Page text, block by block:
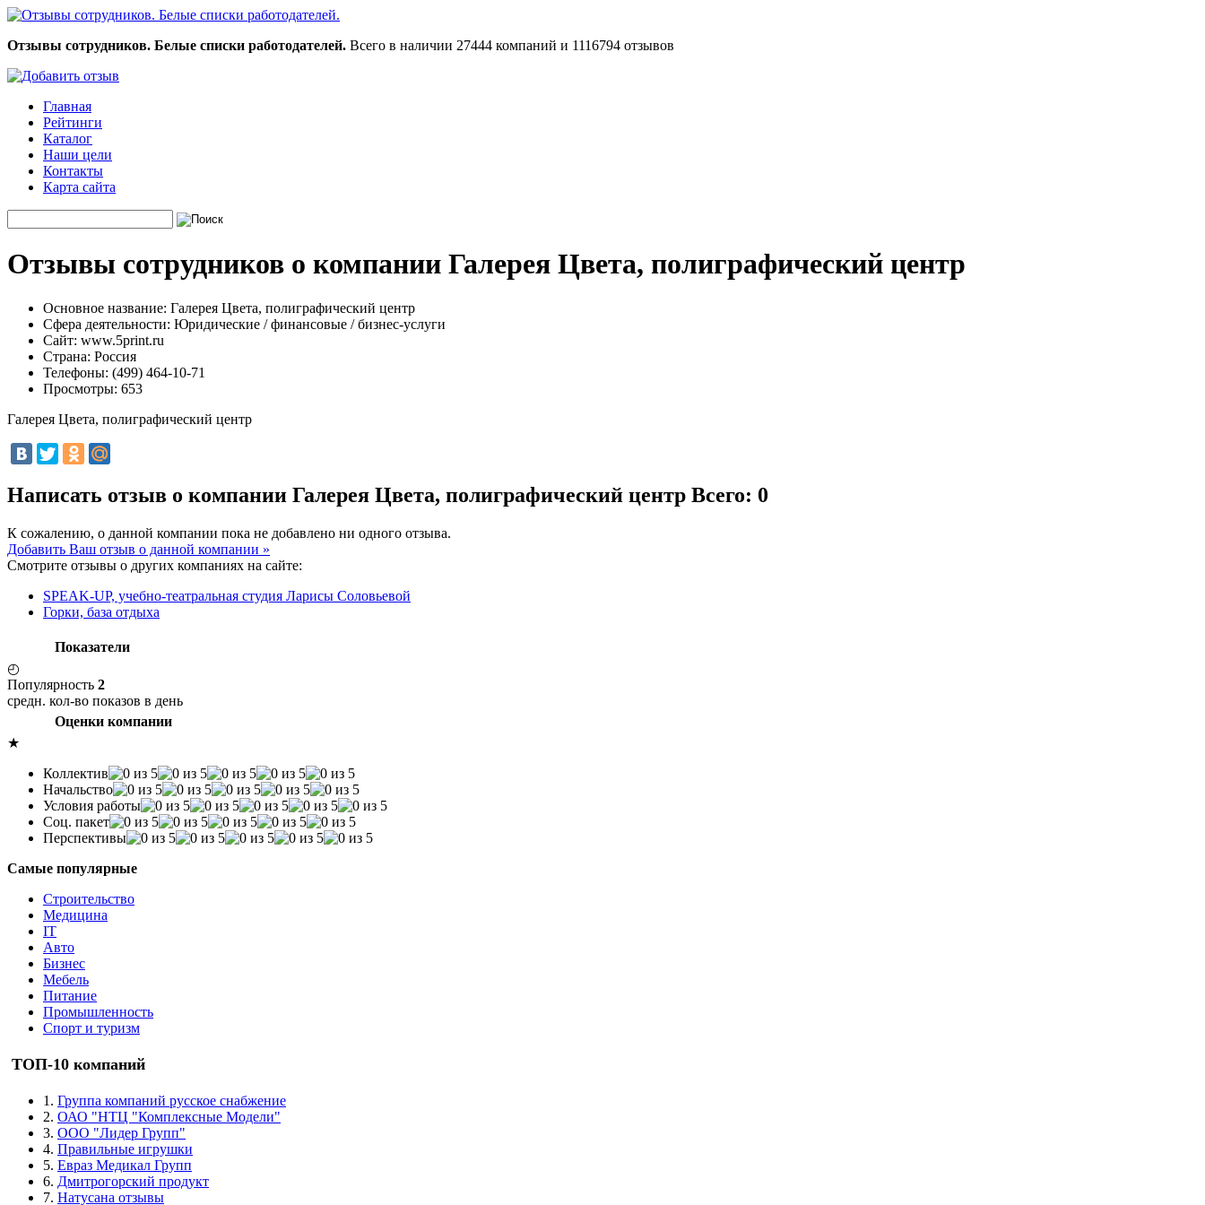
Отзывы сотрудников. Белые списки работодателей. Всего в наличии 27444 компаний и 1116794 отзывов
Главная
Рейтинги
Каталог
Наши цели
Контакты
Карта сайта
Отзывы сотрудников о компании Галерея Цвета, полиграфический центр
Основное название: Галерея Цвета, полиграфический центр
Сфера деятельности: Юридические / финансовые / бизнес-услуги
Сайт: www.5print.ru
Страна: Россия
Телефоны: (499) 464-10-71
Просмотры: 653
Галерея Цвета, полиграфический центр
Написать отзыв о компании Галерея Цвета, полиграфический центр Всего: 0
К сожалению, о данной компании пока не добавлено ни одного отзыва.
Добавить Ваш отзыв о данной компании »
Смотрите отзывы о других компаниях на сайте:
SPEAK-UP, учебно-театральная студия Ларисы Соловьевой
Горки, база отдыха
Показатели
◴
Популярность 2
средн. кол-во показов в день
Оценки компании
★
Коллектив
Начальство
Условия работы
Соц. пакет
Перспективы
Самые популярные
Строительство
Медицина
IT
Авто
Бизнес
Мебель
Питание
Промышленность
Спорт и туризм
ТОП-10 компаний
1. Группа компаний русское снабжение
2. ОАО "НТЦ "Комплексные Модели"
3. ООО "Лидер Групп"
4. Правильные игрушки
5. Евраз Медикал Групп
6. Дмитрогорский продукт
7. Натусана отзывы